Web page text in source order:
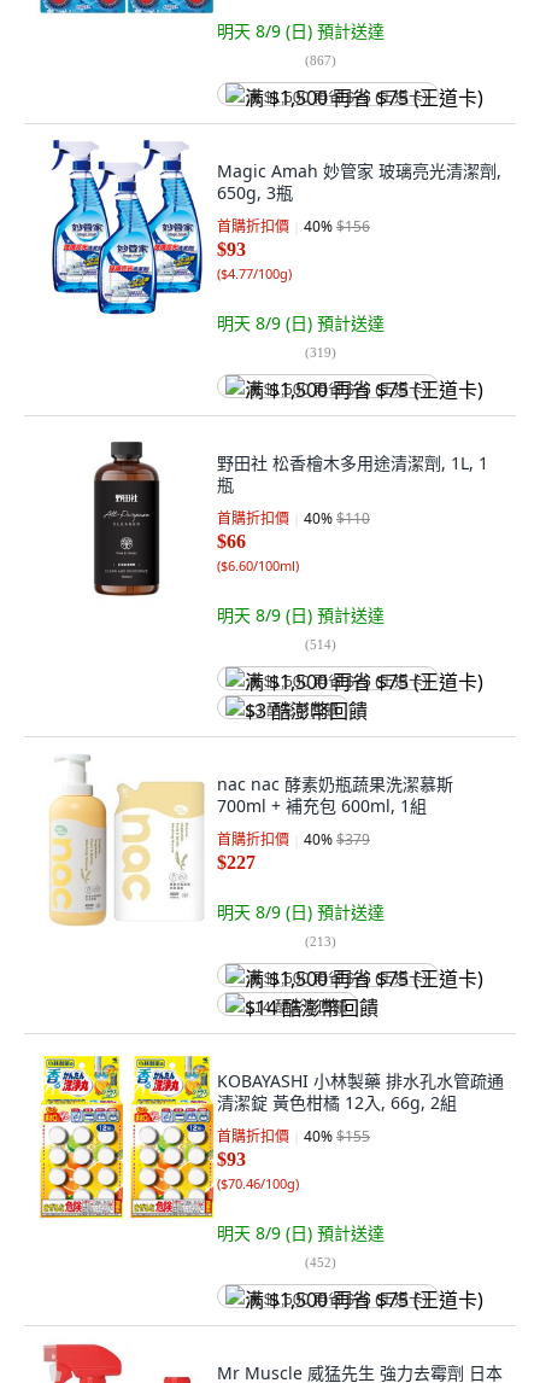
明天 8/9 (日) 預計送達
(867)
满 $1,500 再省 $75 (王道卡)
Magic Amah 妙管家 玻璃亮光清潔劑,
650g, 3瓶
首購折扣價 40%$156
$93
($4.77/100g)
明天 8/9 (日) 預計送達
(319)
满 $1,500 再省 $75 (王道卡)
野田社 松香檜木多用途清潔劑, 1L, 1
瓶
首購折扣價 40%$110
$66
($6.60/100ml)
明天 8/9 (日) 預計送達
(514)
满 $1,500 再省 $75 (王道卡)
$3 酷澎幣回饋
nac nac 酵素奶瓶蔬果洗潔慕斯
700ml + 補充包 600ml, 1組
首購折扣價 40%$379
$227
明天 8/9 (日) 預計送達
(213)
满 $1,500 再省 $75 (王道卡)
$14 酷澎幣回饋
KOBAYASHI 小林製藥 排水孔水管疏通
清潔錠 黃色柑橘 12入, 66g, 2組
首購折扣價 40%$155
$93
($70.46/100g)
明天 8/9 (日) 預計送達
(452)
满 $1,500 再省 $75 (王道卡)
Mr Muscle 威猛先生 強力去霉劑 日本